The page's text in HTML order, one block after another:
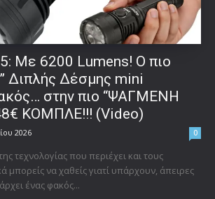
Με 6200 Lumens! Ο πιο
Δέσμης mini
στην πιο “ΨΑΓΜΕΝΗ
ΚΟΜΠΛΕ!!! (Video)
2026 0
τεχνολογίας που περιέχει και τους
μπορείς να χαθείς γιατί υπάρχουν, άπειρες
ένας φακός...